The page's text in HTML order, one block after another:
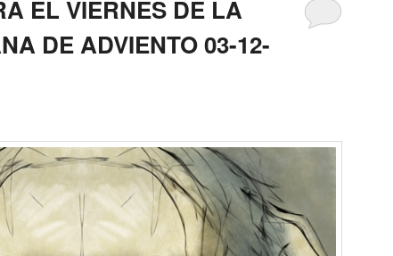
EL VIERNES DE LA
DE ADVIENTO 03-12-